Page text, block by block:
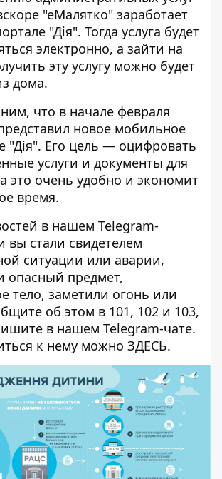
"еМалятко" заработает
"Дія". Тогда услуга будет
электронно, а зайти на
эту услугу можно будет
дома.
что в начале февраля
новое мобильное
"Дія". Его цель — оцифровать
услуги и документы для
это очень удобно и экономит
время.
в нашем Telegram-
вы стали свидетелем
ситуации или аварии,
опасный предмет,
тело, заметили огонь или
об этом в 101, 102 и 103,
в нашем Telegram-чате.
к нему можно ЗДЕСЬ.